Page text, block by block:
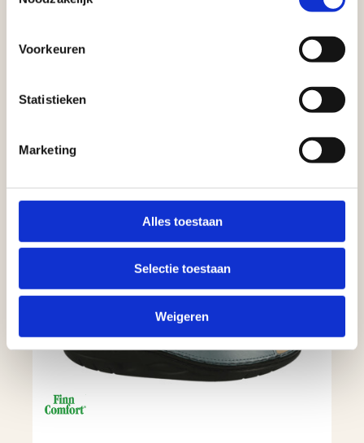
Voorkeuren
Statistieken
Marketing
Alles toestaan
Selectie toestaan
Weigeren